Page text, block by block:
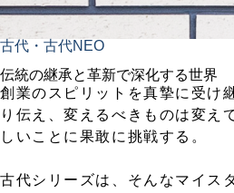
古代・古代NEO
伝統の継承と革新で深化する世界
創業のスピリットを真摯に受け
り伝え、変えるべきものは変え
しいことに果敢に挑戦する。
古代シリーズは、そんなマイス